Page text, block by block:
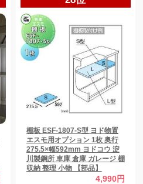
棚板 ESF-1807-S型 ヨド物置
エスモ用オプション 1枚 奥行
275.5×幅592mm ヨドコウ 淀
川製鋼所 車庫 倉庫 ガレージ 棚
収納 整理 小物 【部品】
4,990円